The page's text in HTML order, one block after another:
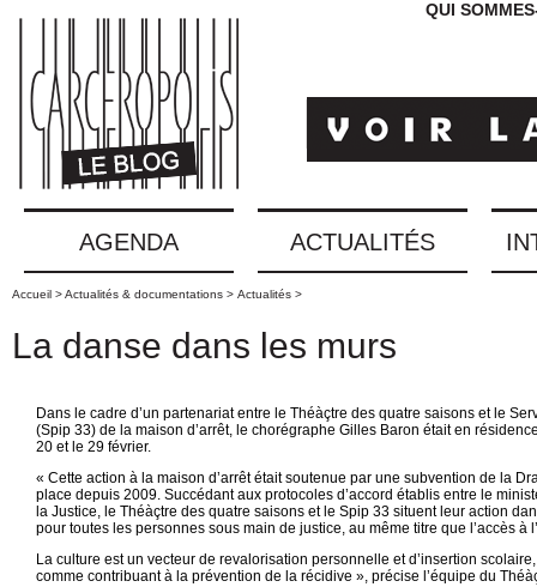
QUI
AGENDA ACTUALITÉS
Accueil >Actualités & documentations > Actualités >
La danse dans les murs
Dans le cadre d’un partenariat entre le Théàçtre des quatre saisons et le
(Spip 33) de la maison d’arrêt, le chorégraphe Gilles Baron était en
20 et le 29 février.
« Cette action à la maison d’arrêt était soutenue par une subvention de la
place depuis 2009. Succédant aux protocoles d’accord établis entre le
la Justice, le Théàçtre des quatre saisons et le Spip 33 situent leur action
pour toutes les personnes sous main de justice, au même titre que l’accès à
La culture est un vecteur de revalorisation personnelle et d’insertion
comme contribuant à la prévention de la récidive », précise l’équipe du